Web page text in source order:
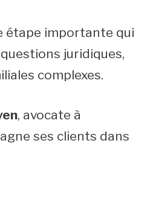
étape importante qui
juridiques,
complexes.
, avocate à
ses clients dans